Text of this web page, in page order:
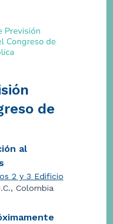
de
al
2 y 3 Edificio
Colombia